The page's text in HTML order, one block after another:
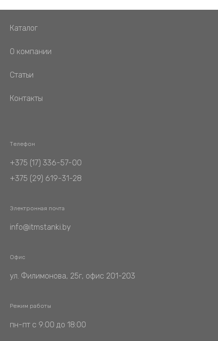
Каталог
О компании
Статьи
Контакты
Телефон
+375 (17) 336-57-00
+375 (29) 619-31-28
Электронная почта
info@itmstanki.by
Офис
ул. Филимонова, 25г, офис 201-203
Режим работы
пн-пт с 9:00 до 18:00